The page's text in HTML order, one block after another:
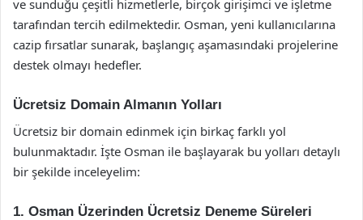
ve sunduğu çeşitli hizmetlerle, birçok girişimci ve işletme
tarafından tercih edilmektedir. Osman, yeni kullanıcılarına
cazip fırsatlar sunarak, başlangıç aşamasındaki projelerine
destek olmayı hedefler.
Ücretsiz Domain Almanın Yolları
Ücretsiz bir domain edinmek için birkaç farklı yol
bulunmaktadır. İşte Osman ile başlayarak bu yolları detaylı
bir şekilde inceleyelim:
1. Osman Üzerinden Ücretsiz Deneme Süreleri